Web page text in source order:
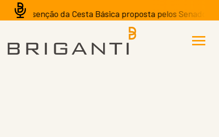
A isenção da Cesta Básica proposta pelos Senadores